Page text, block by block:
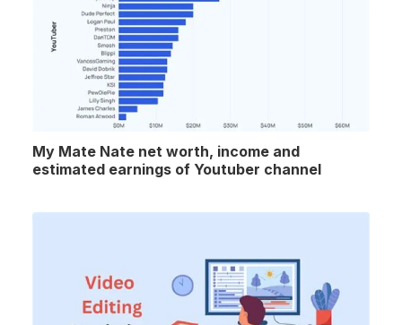
My Mate Nate net worth, income and
estimated earnings of Youtuber channel